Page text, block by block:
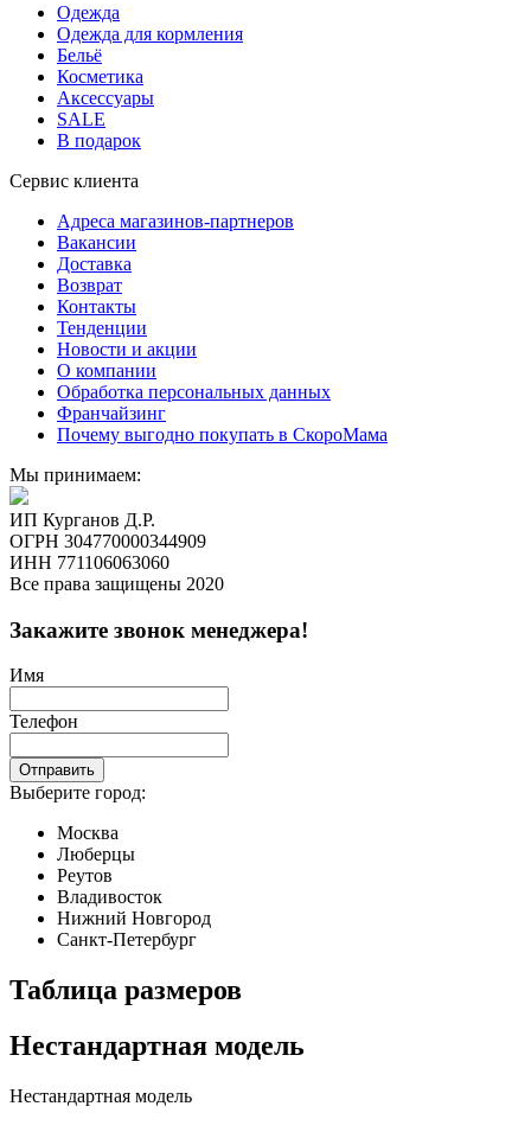
Одежда
Одежда для кормления
Бельё
Косметика
Аксессуары
SALE
В подарок
Сервис клиента
Адреса магазинов-партнеров
Вакансии
Доставка
Возврат
Контакты
Тенденции
Новости и акции
О компании
Обработка персональных данных
Франчайзинг
Почему выгодно покупать в СкороМама
Мы принимаем:
ИП Курганов Д.Р.
ОГРН 304770000344909
ИНН 771106063060
Все права защищены 2020
Закажите звонок менеджера!
Имя
Телефон
Отправить
Выберите город:
Москва
Люберцы
Реутов
Владивосток
Нижний Новгород
Санкт-Петербург
Таблица размеров
Нестандартная модель
Нестандартная модель